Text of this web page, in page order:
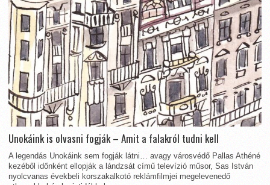
Unokáink is olvasni fogják – Amit a falakról tudni kell
A legendás Unokáink sem fogják látni… avagy városvédő Pallas Athéné
kezéből időnként ellopják a lándzsát című televízió műsor, Sas István
nyolcvanas évekbeli korszakalkotó reklámfilmjei megelevenedő